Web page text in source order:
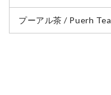
プーアル茶 / Puerh Tea